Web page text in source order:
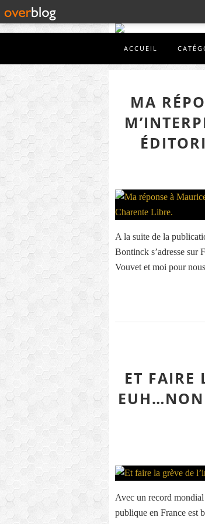
ACCUEIL
MA
A la suite de la
Bontinck s’adresse sur
Vouvet et moi pour
ET FAIRE
Avec un record
publique en France est